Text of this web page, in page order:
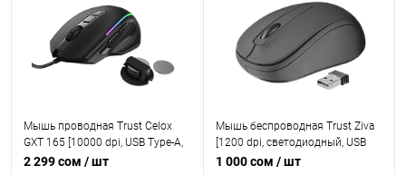
Мышь проводная Trust Celox
GXT 165 [10000 dpi, USB Type-A,
кнопки - 8]
2 299 сом / шт
Мышь беспроводная Trust Ziva
[1200 dpi, светодиодный, USB
Type-A, кнопки - 3]
1 000 сом / шт